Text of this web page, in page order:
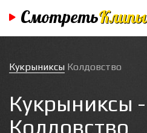
СмотретьКлипы
Кукрыниксы Колдовство
Кукрыниксы -
Колдовство